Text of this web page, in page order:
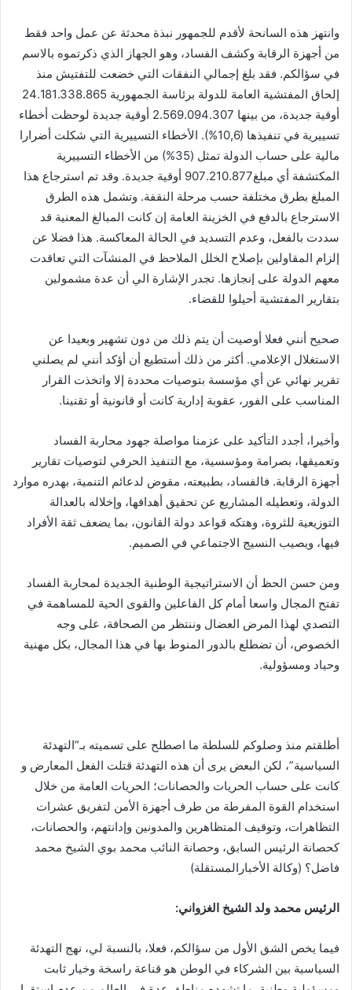
وانتهز هذه السانحة لأقدم للجمهور نبذة محدثة عن عمل واحد فقط
من أجهزة الرقابة وكشف الفساد، وهو الجهاز الذي ذكرتموه بالاسم
في سؤالكم. فقد بلغ إجمالي النفقات التي خضعت للتفتيش منذ
إلحاق المفتشية العامة للدولة برئاسة الجمهورية 24.181.338.865
أوقية جديدة، من بينها 2.569.094.307 أوقية جديدة لوحظت أخطاء
تسييرية في تنفيذها (10,6%). الأخطاء التسييرية التي شكلت أضرارا
مالية على حساب الدولة تمثل (35%) من الأخطاء التسييرية
المكتشفة أي مبلغ907.210.877 أوقية جديدة. وقد تم استرجاع هذا
المبلغ بطرق مختلفة حسب مرحلة النقفة. وتشمل هذه الطرق
الاسترجاع بالدفع في الخزينة العامة إن كانت المبالغ المعنية قد
سددت بالفعل، وعدم التسديد في الحالة المعاكسة. هذا فضلا عن
إلزام المقاولين بإصلاح الخلل الملاحظ في المنشآت التي تعاقدت
معهم الدولة على إنجازها. تجدر الإشارة الي أن عدة مشمولين
بتقارير المفتشية أحيلوا للقضاء.
‎صحيح أنني فعلا أوصيت أن يتم ذلك من دون تشهير وبعيدا عن
الاستغلال الإعلامي. أكثر من ذلك أستطيع أن أؤكد أنني لم يصلني
تقرير نهائي عن أي مؤسسة بتوصيات محددة إلا واتخذت القرار
المناسب على الفور، عقوبة إدارية كانت أو قانونية أو تقنينا.
‎وأخيرا، أجدد التأكيد على عزمنا مواصلة جهود محاربة الفساد
وتعميقها، بصرامة ومؤسسية، مع التنفيذ الحرفي لتوصيات تقارير
أجهزة الرقابة. فالفساد، بطبيعته، مقوض لدعائم التنمية، بهدره موارد
الدولة، وتعطيله المشاريع عن تحقيق أهدافها، وإخلاله بالعدالة
التوزيعية للثروة، وهتكه قواعد دولة القانون، بما يضعف ثقة الأفراد
فيها، ويصيب النسيج الاجتماعي في الصميم.
‎ومن حسن الحظ أن الاستراتيجية الوطنية الجديدة لمحاربة الفساد
تفتح المجال واسعا أمام كل الفاعلين والقوى الحية للمساهمة في
التصدي لهذا المرض العضال وننتظر من الصحافة، على وجه
الخصوص، أن تضطلع بالدور المنوط بها في هذا المجال، بكل مهنية
وحياد ومسؤولية.
أطلقتم منذ وصلوكم للسلطة ما اصطلح على تسميته بـ”التهدئة
السياسية”، لكن البعض يرى أن هذه التهدئة قتلت الفعل المعارض و
كانت على حساب الحريات والحصانات؛ الحريات العامة من خلال
استخدام القوة المفرطة من طرف أجهزة الأمن لتفريق عشرات
التظاهرات، وتوقيف المتظاهرين والمدونين وإدانتهم، والحصانات،
كحصانة الرئيس السابق، وحصانة النائب محمد بوي الشيخ محمد
فاضل؟ (وكالة الأخبارالمستقلة)
الرئيس محمد ولد الشيخ الغزواني:
فيما يخص الشق الأول من سؤالكم، فعلا، بالنسبة لي، نهج التهدئة
السياسية بين الشركاء في الوطن هو قناعة راسخة وخيار ثابت